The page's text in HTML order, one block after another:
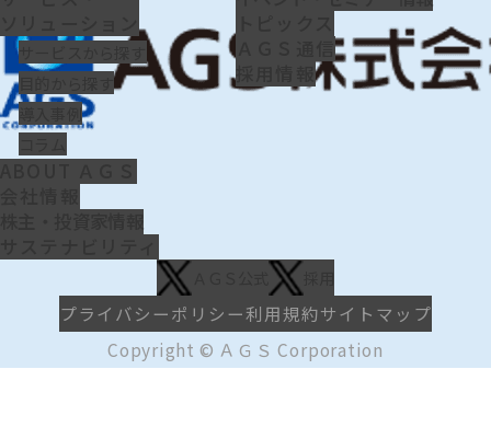
ソリューション
サービスから探す
目的から探す
導入事例
株主・投資家情報
ＡＧＳ通信
プライバシーポリシー利用規約サイトマップ
Copyright © ＡＧＳ Corporation